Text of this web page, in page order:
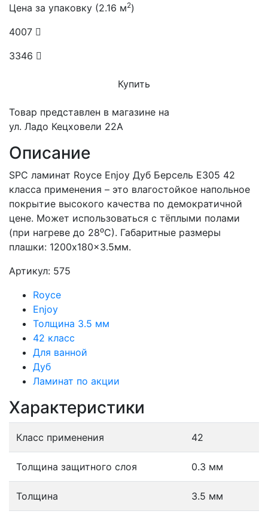
Цена за упаковку (2.16 м2)
4007
3346
Купить
Товар представлен в магазине на
ул. Ладо Кецховели 22А
Описание
SPC ламинат Royce Enjoy Дуб Берсель Е305 42
класса применения – это влагостойкое напольное
покрытие высокого качества по демократичной
цене. Может использоваться с тёплыми полами
(при нагреве до 28⁰С). Габаритные размеры
плашки: 1200x180x3.5мм.
Артикул: 575
Royce
Enjoy
Толщина 3.5 мм
42 класс
Для ванной
Дуб
Ламинат по акции
Характеристики
Класс применения 42
Толщина защитного слоя 0.3 мм
Толщина 3.5 мм